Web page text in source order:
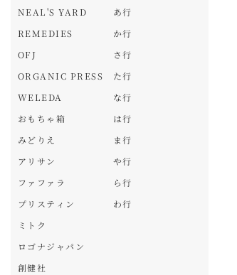
NEAL'S YARD
REMEDIES
OFJ
ORGANIC PRESS
WELEDA
おもちゃ箱
みどりえ
アリサン
ファファラ
プリスティン
ミトク
ロゴナジャパン
創健社
あ行
か行
さ行
た行
な行
は行
ま行
や行
ら行
わ行